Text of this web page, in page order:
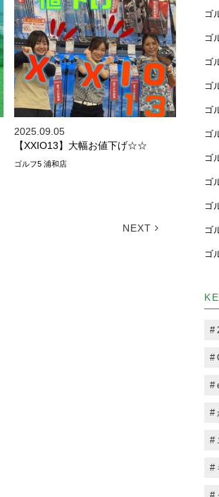
2025.09.05
【XXIO13】大幅お値下げ☆☆
ゴルフ5 浦和店
NEXT
ゴ
ゴ
ゴ
ゴ
ゴ
ゴ
ゴ
ゴ
ゴ
ゴ
ゴ
#
#
#
#
#
#